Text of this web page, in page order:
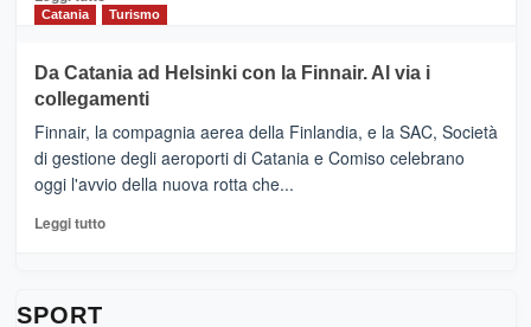
Cultura
tappe
dell’enoturismo
di
RANDAZZO
–
Ci
siamo
quasi….
pronti
per
Catania Turismo
Da Catania ad Helsinki con la Finnair. Al via i
collegamenti
Finnair, la compagnia aerea della Finlandia, e la SAC, Società
di gestione degli aeroporti di Catania e Comiso celebrano
oggi l'avvio della nuova rotta che...
Leggi tuttoLeggi
SPORT